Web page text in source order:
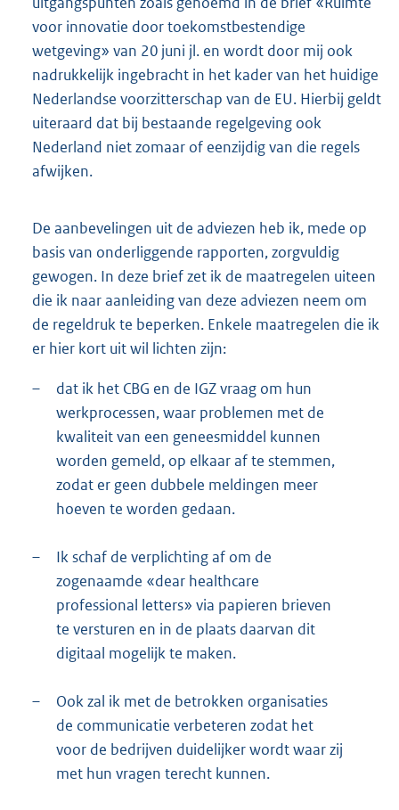
voor innovatie door toekomstbestendige
wetgeving» van 20 juni jl. en wordt door mij ook
nadrukkelijk ingebracht in het kader van het huidige
Nederlandse voorzitterschap van de EU. Hierbij geldt
uiteraard dat bij bestaande regelgeving ook
Nederland niet zomaar of eenzijdig van die regels
afwijken.
De aanbevelingen uit de adviezen heb ik, mede op
basis van onderliggende rapporten, zorgvuldig
gewogen. In deze brief zet ik de maatregelen uiteen
die ik naar aanleiding van deze adviezen neem om
de regeldruk te beperken. Enkele maatregelen die ik
er hier kort uit wil lichten zijn:
–
dat ik het CBG en de IGZ vraag om hun
werkprocessen, waar problemen met de
kwaliteit van een geneesmiddel kunnen
worden gemeld, op elkaar af te stemmen,
zodat er geen dubbele meldingen meer
hoeven te worden gedaan.
–
Ik schaf de verplichting af om de
zogenaamde «dear healthcare
professional letters» via papieren brieven
te versturen en in de plaats daarvan dit
digitaal mogelijk te maken.
–
Ook zal ik met de betrokken organisaties
de communicatie verbeteren zodat het
voor de bedrijven duidelijker wordt waar zij
met hun vragen terecht kunnen.